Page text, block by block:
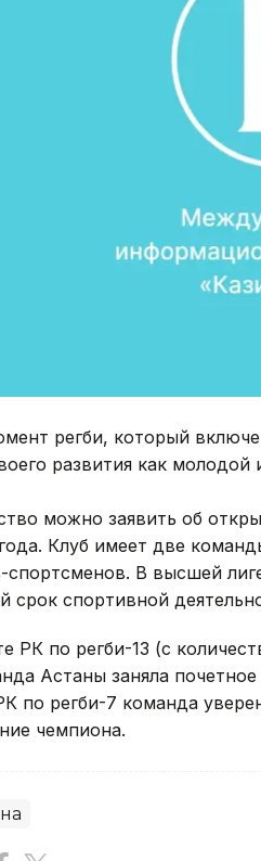
регби, который
развития как
можно заявить об
года. Клуб имеет две
спортсменов. В высшей
срок спортивной
РК по регби-13 (с
Астаны заняла
по регби-7 команда
чемпиона.